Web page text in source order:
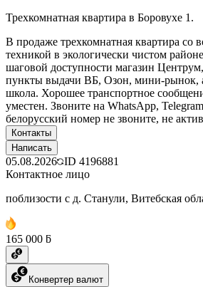
Трехкомнатная квартира в Боровухе 1.
В продаже трехкомнатная квартира со
техникой в экологически чистом
шаговой доступности магазин
пункты выдачи ВБ, Озон, мини-рынок,
школа. Хорошее транспортное
уместен. Звоните на WhatsApp,
белорусский номер не звоните, не
Контакты
Написать
05.08.2026 ID 4196881
Контактное лицо
поблизости с д. Станули, Витебская
165 000 ƃ
Конвертер валют